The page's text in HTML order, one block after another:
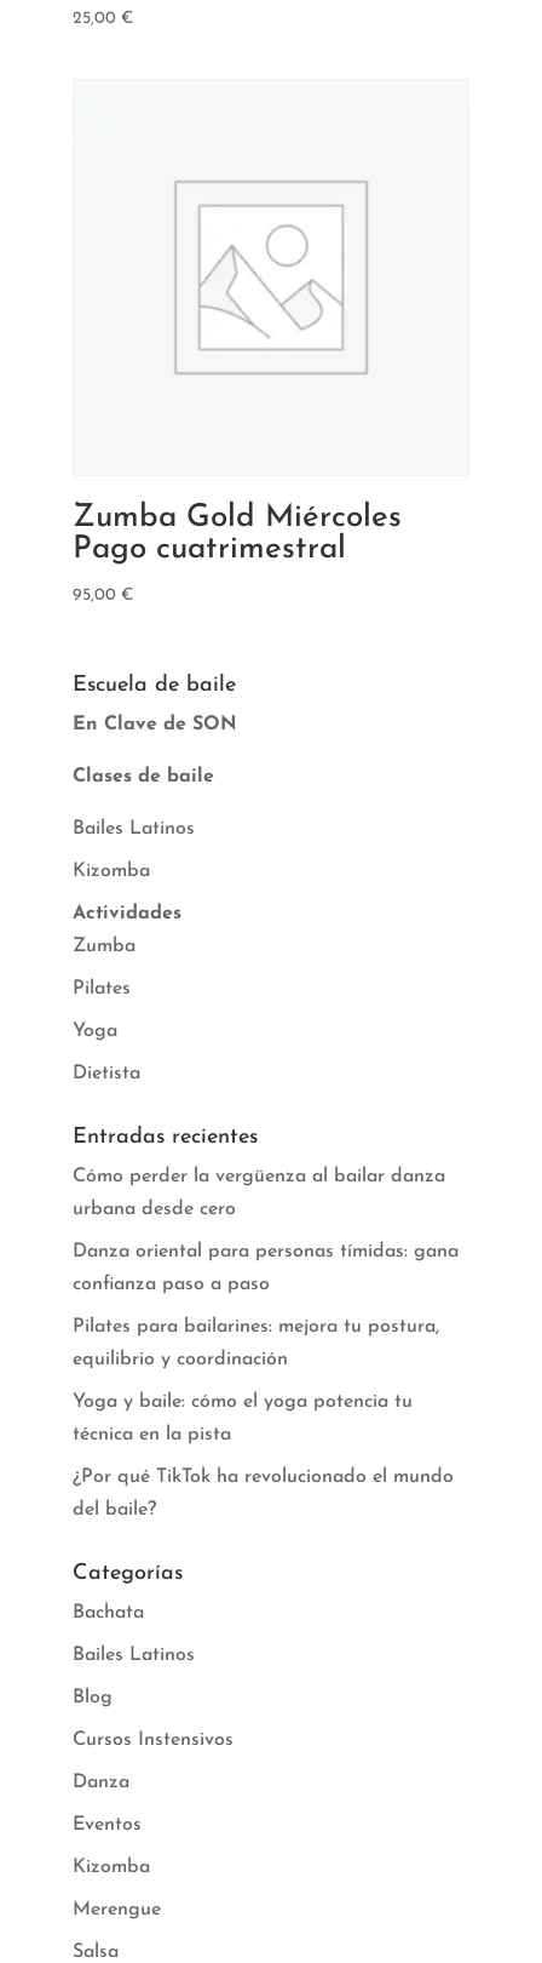
25,00 €
Zumba Gold Miércoles
Pago cuatrimestral
95,00 €
Escuela de baile
En Clave de SON
Clases de baile
Bailes Latinos
Kizomba
Actividades
Zumba
Pilates
Yoga
Dietista
Entradas recientes
Cómo perder la vergüenza al bailar danza
urbana desde cero
Danza oriental para personas tímidas: gana
confianza paso a paso
Pilates para bailarines: mejora tu postura,
equilibrio y coordinación
Yoga y baile: cómo el yoga potencia tu
técnica en la pista
¿Por qué TikTok ha revolucionado el mundo
del baile?
Categorías
Bachata
Bailes Latinos
Blog
Cursos Instensivos
Danza
Eventos
Kizomba
Merengue
Salsa